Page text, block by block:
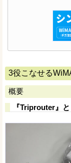
3役こなせる
概要
『Triprouter』